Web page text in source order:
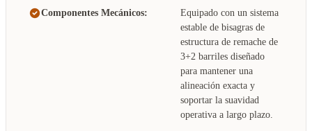
Componentes Mecánicos:
Equipado con un sistema
estable de bisagras de
estructura de remache de
3+2 barriles diseñado
para mantener una
alineación exacta y
soportar la suavidad
operativa a largo plazo.